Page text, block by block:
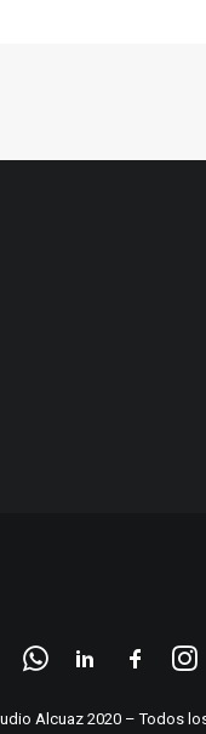
Alcuaz 2020 – Todos